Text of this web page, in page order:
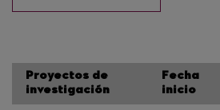
Proyectos de
investigación
Fecha
inicio